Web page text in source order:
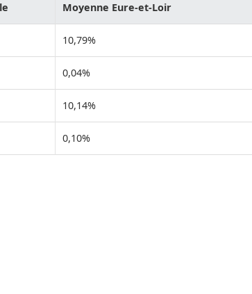
Moyenne Eure-et-Loir
10,79%
0,04%
10,14%
0,10%